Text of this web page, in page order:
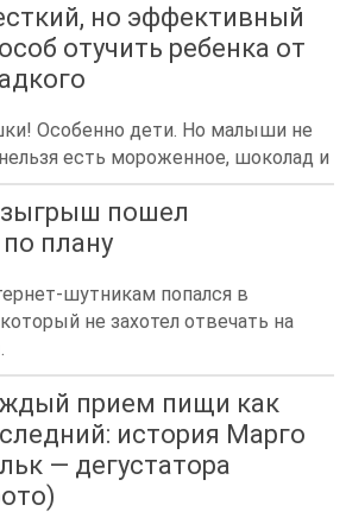
но эффективный
отучить ребенка от
Особенно дети. Но малыши не
есть мороженное, шоколад и
пошел
по плану
шутникам попался в
не захотел отвечать на
прием пищи как
история Марго
— дегустатора